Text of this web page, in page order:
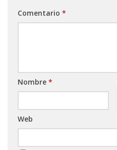
Comentario *
Nombre *
Web